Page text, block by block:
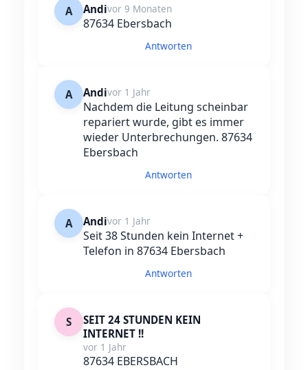
A Andivor 9 Monaten
87634 Ebersbach
Antworten
A Andivor 1 Jahr
Nachdem die Leitung scheinbar
repariert wurde, gibt es immer
wieder Unterbrechungen. 87634
Ebersbach
Antworten
A Andivor 1 Jahr
Seit 38 Stunden kein Internet +
Telefon in 87634 Ebersbach
Antworten
S
SEIT 24 STUNDEN KEIN
INTERNET !!
vor 1 Jahr
87634 EBERSBACH